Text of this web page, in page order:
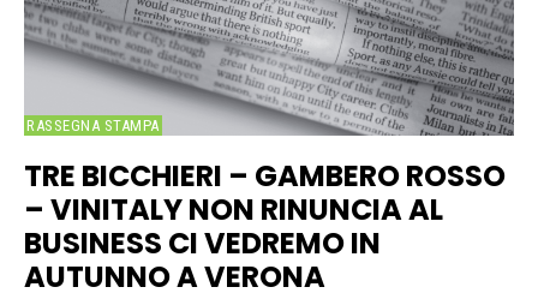
RASSEGNA STAMPA
TRE BICCHIERI – GAMBERO ROSSO
– VINITALY NON RINUNCIA AL
BUSINESS CI VEDREMO IN
AUTUNNO A VERONA